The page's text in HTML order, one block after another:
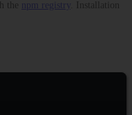
the npm registry
. Installation